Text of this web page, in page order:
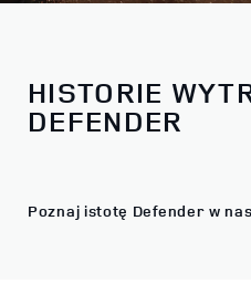
HISTORIE
DEFENDER
Poznaj istotę Defender w